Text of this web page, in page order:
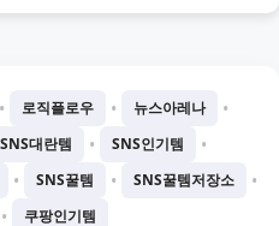
• 로직플로우 • 뉴스아레나 •
SNS대란템 • SNS인기템 •
• SNS꿀템 • SNS꿀템저장소 •
• 쿠팡인기템